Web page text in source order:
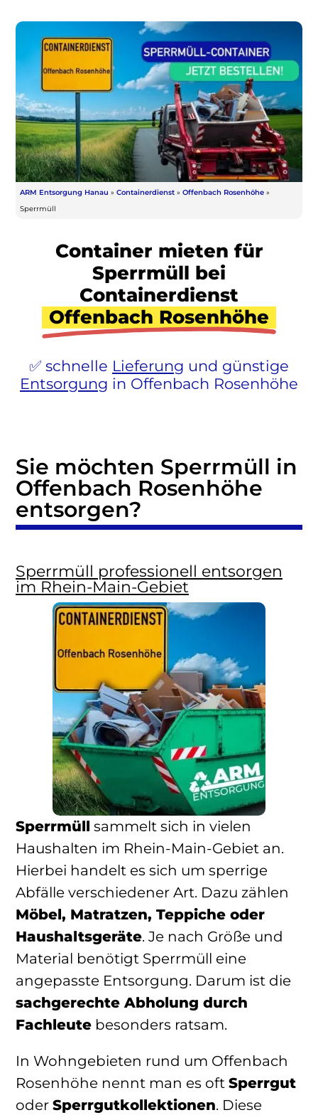
ARM Entsorgung Hanau » Containerdienst » Offenbach Rosenhöhe »
Sperrmüll
Container mieten für
Sperrmüll bei
Containerdienst
Offenbach Rosenhöhe
schnelle Lieferung und günstige
Entsorgung in Offenbach Rosenhöhe
Sie möchten Sperrmüll in
Offenbach Rosenhöhe
entsorgen?
Sperrmüll professionell entsorgen
im Rhein-Main-Gebiet
Sperrmüll sammelt sich in vielen
Haushalten im Rhein-Main-Gebiet an.
Hierbei handelt es sich um sperrige
Abfälle verschiedener Art. Dazu zählen
Möbel, Matratzen, Teppiche oder
Haushaltsgeräte. Je nach Größe und
Material benötigt Sperrmüll eine
angepasste Entsorgung. Darum ist die
sachgerechte Abholung durch
Fachleute besonders ratsam.
In Wohngebieten rund um Offenbach
Rosenhöhe nennt man es oft Sperrgut
oder Sperrgutkollektionen. Diese